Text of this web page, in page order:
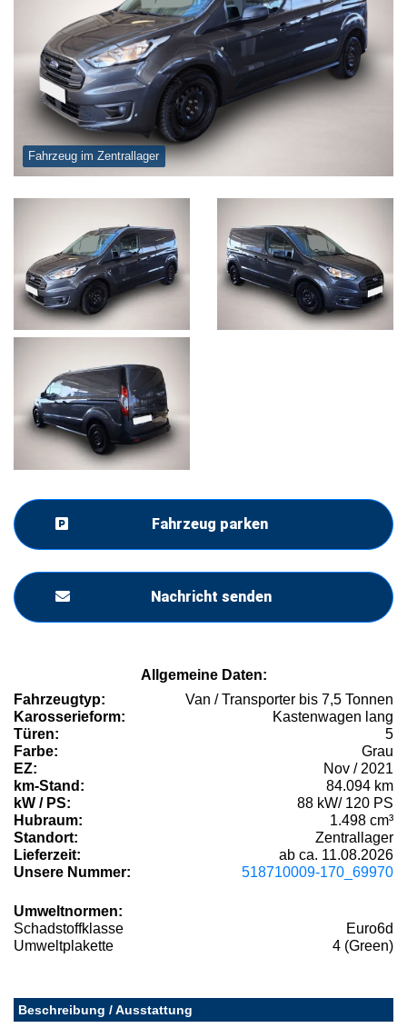
Fahrzeug im Zentrallager
Fahrzeug parken
Nachricht senden
Allgemeine Daten:
Fahrzeugtyp:
Van / Transporter bis 7,5 Tonnen
Karosserieform:
Kastenwagen lang
Türen:
5
Farbe:
Grau
EZ:
Nov / 2021
km-Stand:
84.094 km
kW / PS:
88 kW/ 120 PS
Hubraum:
1.498 cm³
Standort:
Zentrallager
Lieferzeit:
ab ca. 11.08.2026
Unsere Nummer:
518710009-170_69970
Umweltnormen:
Schadstoffklasse
Euro6d
Umweltplakette
4 (Green)
Beschreibung / Ausstattung